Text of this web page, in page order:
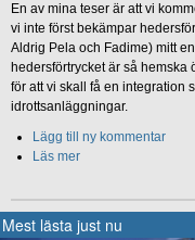
En av mina teser är att vi
vi inte först bekämpar
Aldrig Pela och Fadime) mitt
hedersförtrycket är så
för att vi skall få en integration
idrottsanläggningar.
Lägg till ny kommentar
Läs mer
Mest lästa just nu